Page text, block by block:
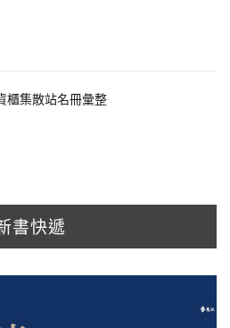
櫃集散站名冊彙整
書快遞